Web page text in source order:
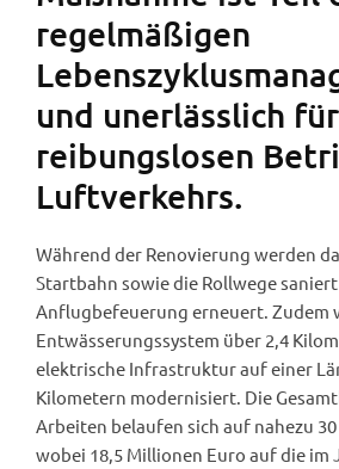
regelmäßigen
und unerlässlich
reibungslosen
Luftverkehrs.
Während der Renovierung werden
Startbahn sowie die Rollwege
Anflugbefeuerung erneuert. Zudem
Entwässerungssystem über 2,4
elektrische Infrastruktur auf einer
Kilometern modernisiert. Die
Arbeiten belaufen sich auf nahezu
wobei 18,5 Millionen Euro auf die im